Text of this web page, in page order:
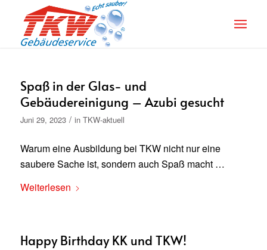
Spaß in der Glas- und
Gebäudereinigung – Azubi gesucht
Juni 29, 2023 / in TKW-aktuell
Warum eine Ausbildung bei TKW nicht nur eine
saubere Sache ist, sondern auch Spaß macht …
Weiterlesen
Happy Birthday KK und TKW!